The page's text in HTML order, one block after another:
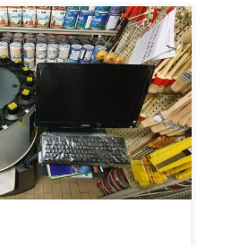
macchina ci permette
diverse per ogni
di più...